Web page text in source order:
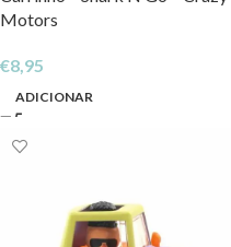
Motors
€8,95
ADICIONAR